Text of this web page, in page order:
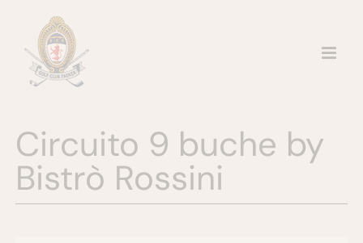
contenuto
Circuito 9 buche by
Bistrò Rossini